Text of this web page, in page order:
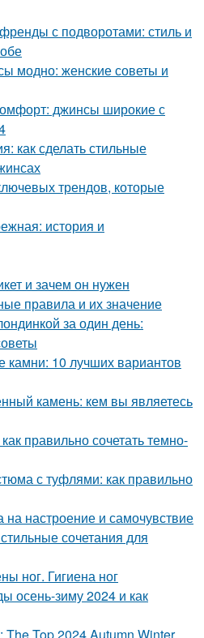
с подворотами: стиль и
модно: женские советы и
джинсы широкие с
как сделать стильные
трендов, которые
история и
и зачем он нужен
правила и их значение
за один день:
камни: 10 лучших вариантов
камень: кем вы являетесь
правильно сочетать темно-
с туфлями: как правильно
на настроение и самочувствие
сочетания для
ног. Гигиена ног
осень-зиму 2024 и как
The Top 2024 Autumn Winter